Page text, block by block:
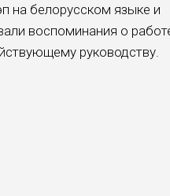
на белорусском языке и
воспоминания о
руководству.